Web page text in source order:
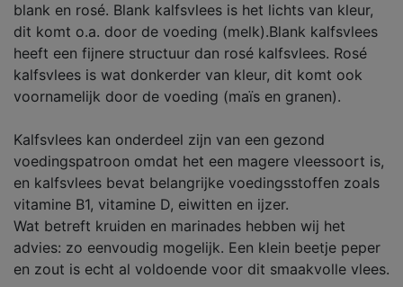
blank en rosé. Blank kalfsvlees is het lichts van kleur,
dit komt o.a. door de voeding (melk).Blank kalfsvlees
heeft een fijnere structuur dan rosé kalfsvlees. Rosé
kalfsvlees is wat donkerder van kleur, dit komt ook
voornamelijk door de voeding (maïs en granen).
Kalfsvlees kan onderdeel zijn van een gezond
voedingspatroon omdat het een magere vleessoort is,
en kalfsvlees bevat belangrijke voedingsstoffen zoals
vitamine B1, vitamine D, eiwitten en ijzer.
Wat betreft kruiden en marinades hebben wij het
advies: zo eenvoudig mogelijk. Een klein beetje peper
en zout is echt al voldoende voor dit smaakvolle vlees.